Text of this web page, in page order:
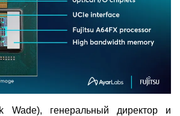
Wade), генеральный директор и